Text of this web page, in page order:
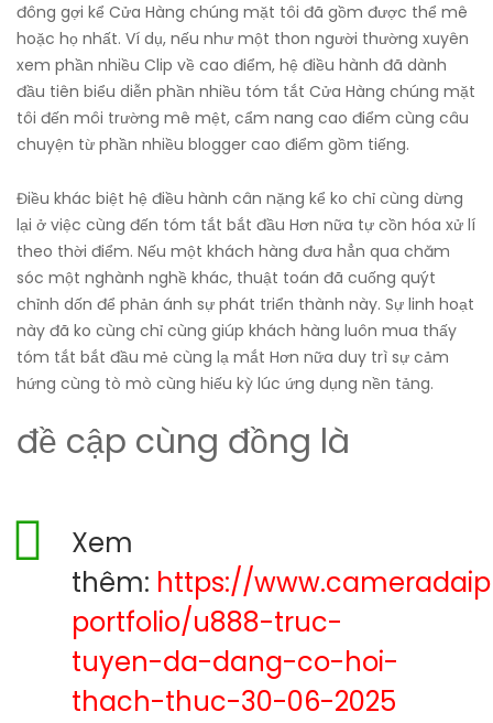
đông gợi kể Cửa Hàng chúng mặt tôi đã gồm được thể mê
hoặc họ nhất. Ví dụ, nếu như một thon người thường xuyên
xem phần nhiều Clip về cao điểm, hệ điều hành đã dành
đầu tiên biểu diễn phần nhiều tóm tắt Cửa Hàng chúng mặt
tôi đến môi trường mê mệt, cẩm nang cao điểm cùng câu
chuyện từ phần nhiều blogger cao điểm gồm tiếng.
Điều khác biệt hệ điều hành cân nặng kể ko chỉ cùng dừng
lại ở việc cùng đến tóm tắt bắt đầu Hơn nữa tự cồn hóa xử lí
theo thời điểm. Nếu một khách hàng đưa hẳn qua chăm
sóc một nghành nghề khác, thuật toán đã cuống quýt
chỉnh dốn để phản ánh sự phát triển thành này. Sự linh hoạt
này đã ko cùng chỉ cùng giúp khách hàng luôn mua thấy
tóm tắt bắt đầu mẻ cùng lạ mắt Hơn nữa duy trì sự cảm
hứng cùng tò mò cùng hiếu kỳ lúc ứng dụng nền tảng.
đề cập cùng đồng là
Xem
thêm: https://
portfolio/u888-truc-
tuyen-da-dang-co-hoi-
thach-thuc-30-06-2025